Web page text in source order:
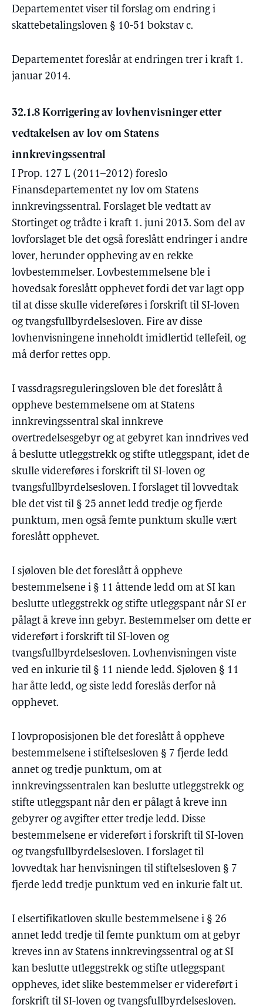
Departementet viser til forslag om endring i
skattebetalingsloven § 10-51 bokstav c.
Departementet foreslår at endringen trer i kraft 1.
januar 2014.
32.1.8 Korrigering av lovhenvisninger etter
vedtakelsen av lov om Statens
innkrevingssentral
I Prop. 127 L (2011–2012) foreslo
Finansdepartementet ny lov om Statens
innkrevingssentral. Forslaget ble vedtatt av
Stortinget og trådte i kraft 1. juni 2013. Som del av
lovforslaget ble det også foreslått endringer i andre
lover, herunder oppheving av en rekke
lovbestemmelser. Lovbestemmelsene ble i
hovedsak foreslått opphevet fordi det var lagt opp
til at disse skulle videreføres i forskrift til SI-loven
og tvangsfullbyrdelsesloven. Fire av disse
lovhenvisningene inneholdt imidlertid tellefeil, og
må derfor rettes opp.
I vassdragsreguleringsloven ble det foreslått å
oppheve bestemmelsene om at Statens
innkrevingssentral skal innkreve
overtredelsesgebyr og at gebyret kan inndrives ved
å beslutte utleggstrekk og stifte utleggspant, idet de
skulle videreføres i forskrift til SI-loven og
tvangsfullbyrdelsesloven. I forslaget til lovvedtak
ble det vist til § 25 annet ledd tredje og fjerde
punktum, men også femte punktum skulle vært
foreslått opphevet.
I sjøloven ble det foreslått å oppheve
bestemmelsene i § 11 åttende ledd om at SI kan
beslutte utleggstrekk og stifte utleggspant når SI er
pålagt å kreve inn gebyr. Bestemmelser om dette er
videreført i forskrift til SI-loven og
tvangsfullbyrdelsesloven. Lovhenvisningen viste
ved en inkurie til § 11 niende ledd. Sjøloven § 11
har åtte ledd, og siste ledd foreslås derfor nå
opphevet.
I lovproposisjonen ble det foreslått å oppheve
bestemmelsene i stiftelsesloven § 7 fjerde ledd
annet og tredje punktum, om at
innkrevingssentralen kan beslutte utleggstrekk og
stifte utleggspant når den er pålagt å kreve inn
gebyrer og avgifter etter tredje ledd. Disse
bestemmelsene er videreført i forskrift til SI-loven
og tvangsfullbyrdelsesloven. I forslaget til
lovvedtak har henvisningen til stiftelsesloven § 7
fjerde ledd tredje punktum ved en inkurie falt ut.
I elsertifikatloven skulle bestemmelsene i § 26
annet ledd tredje til femte punktum om at gebyr
kreves inn av Statens innkrevingssentral og at SI
kan beslutte utleggstrekk og stifte utleggspant
oppheves, idet slike bestemmelser er videreført i
forskrift til SI-loven og tvangsfullbyrdelsesloven.